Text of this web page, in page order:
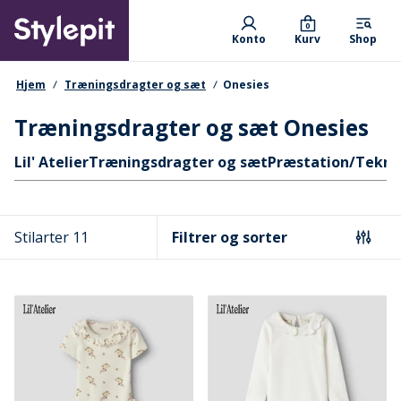
main
content
Primary departments
Konto Kurv
0
Shop
navigationssti
Hjem Træningsdragter og sæt Onesies
Træningsdragter og sæt Onesies
Hurtige links
Lil' AtelierTræningsdragter og sætPræstation/
Stilarter 11 Filtrer og sorter